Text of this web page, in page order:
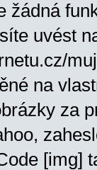
žádná
uvést
na
za
[img]